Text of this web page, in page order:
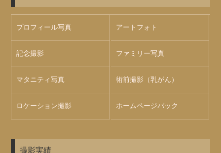
プロフィール写真 アートフォト
記念撮影 ファミリー写真
マタニティ写真 術前撮影（乳がん）
ロケーション撮影 ホームページパック
撮影実績